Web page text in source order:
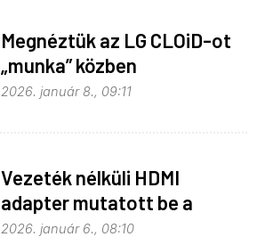
Megnéztük az LG CLOiD-ot
„munka” közben
2026. január 8., 09:11
Vezeték nélküli HDMI
adapter mutatott be a
Belkin
2026. január 6., 08:10